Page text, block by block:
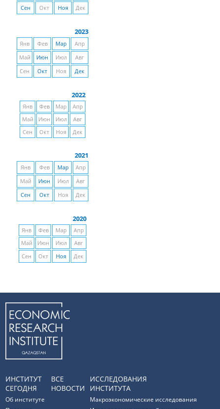
Сен
Окт Ноя Дек
2023
Янв Фев Мар
Апр
Май
Июн Июл
Авг
Сен
Окт Ноя Дек
2022
Янв Фев Мар
Апр
Май
Июн Июл
Авг
Сен
Окт Ноя Дек
2021
Янв Фев Мар
Апр
Май
Июн Июл
Авг
Сен
Окт Ноя Дек
2020
Янв Фев Мар
Апр
Май
Июн Июл
Авг
Сен
Окт Ноя Дек
ИНСТИТУТ
СЕГОДНЯ
Об институте
ВСЕ
НОВОСТИ
ИССЛЕДОВАНИЯ
ИНСТИТУТА
Макроэкономические исследования